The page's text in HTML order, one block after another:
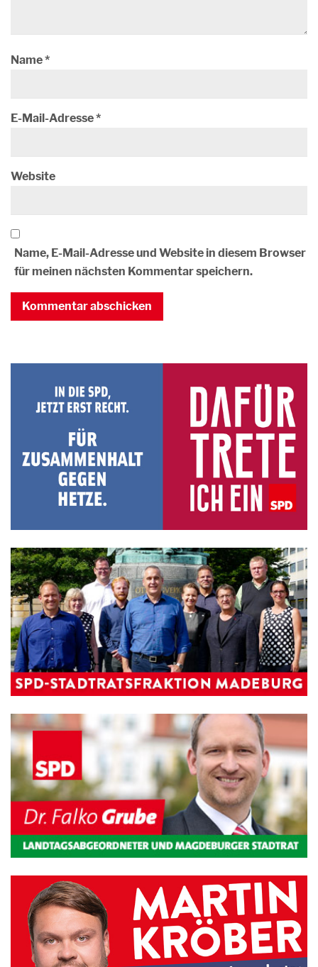
Name*
E-Mail-Adresse*
Website
Name, E-Mail-Adresse und Website in diesem Browser
für meinen nächsten Kommentar speichern.